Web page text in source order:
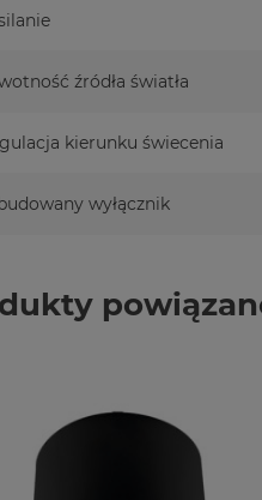
źródła światła
kierunku świecenia
wyłącznik